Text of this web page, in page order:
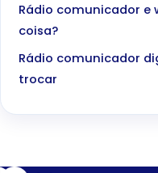
Rádio comunicador e
coisa?
Rádio comunicador
trocar